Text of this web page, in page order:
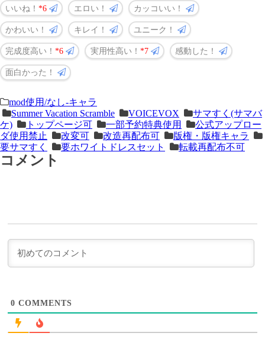
いいね！ 6 エロい！ カッコいい！
かわいい！ キレイ！ ユニーク！
完成度高い！ 6 実用性高い！ 7 感動した！
面白かった！
＜
次
の
記
事
前
の
記
事
＞
mod使用/なし-キャラ
Summer Vacation Scramble
VOICEVOX
サマすく(サマバ
ケ)
トップページ可 一部予約特典使用
公式アップロー
ダ使用禁止
改変可 改造再配布可
版権・版権キャラ
要サマすく
要ホワイトドレスセット 転載再配布不可
コメント
0 COMMENTS